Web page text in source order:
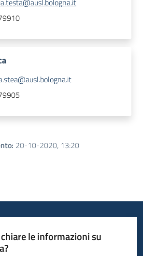
: 20-10-2020, 13:20
le informazioni su